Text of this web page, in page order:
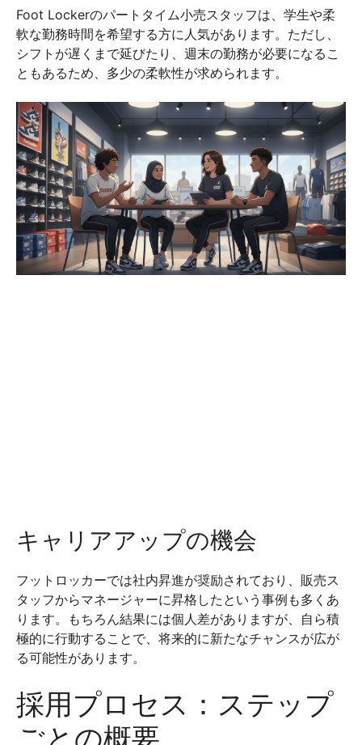
Foot Lockerのパートタイム小売スタッフは、学生や柔
軟な勤務時間を希望する方に人気があります。ただし、
シフトが遅くまで延びたり、週末の勤務が必要になるこ
ともあるため、多少の柔軟性が求められます。
キャリアアップの機会
フットロッカーでは社内昇進が奨励されており、販売ス
タッフからマネージャーに昇格したという事例も多くあ
ります。もちろん結果には個人差がありますが、自ら積
極的に行動することで、将来的に新たなチャンスが広が
る可能性があります。
採用プロセス：ステップ
ごとの概要